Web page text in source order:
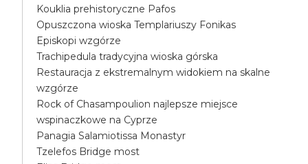
Kouklia prehistoryczne Pafos
Opuszczona wioska Templariuszy Fonikas
Episkopi wzgórze
Trachipedula tradycyjna wioska górska
Restauracja z ekstremalnym widokiem na skalne
wzgórze
Rock of Chasampoulion najlepsze miejsce
wspinaczkowe na Cyprze
Panagia Salamiotissa Monastyr
Tzelefos Bridge most